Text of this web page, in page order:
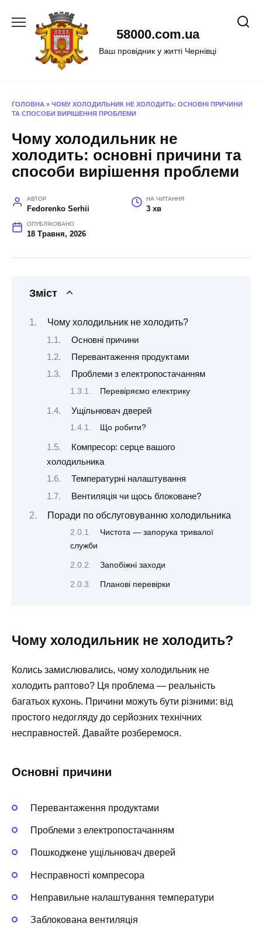
58000.com.ua
Ваш провідник у житті Чернівці
ГОЛОВНА » ЧОМУ ХОЛОДИЛЬНИК НЕ ХОЛОДИТЬ: ОСНОВНІ ПРИЧИНИ
ТА СПОСОБИ ВИРІШЕННЯ ПРОБЛЕМИ
Чому холодильник не
холодить: основні причини та
способи вирішення проблеми
АВТОР
Fedorenko Serhii
НА ЧИТАННЯ
3 хв
ОПУБЛІКОВАНО
18 Травня, 2026
Зміст
Чому холодильник не холодить?
Основні причини
Перевантаження продуктами
Проблеми з електропостачанням
Перевіряємо електрику
Ущільнювач дверей
Що робити?
Компресор: серце вашого
холодильника
Температурні налаштування
Вентиляція чи щось блоковане?
Поради по обслуговуванню холодильника
Чистота — запорука тривалої
служби
Запобіжні заходи
Планові перевірки
Чому холодильник не холодить?
Колись замислювались, чому холодильник не
холодить раптово? Ця проблема — реальність
багатьох кухонь. Причини можуть бути різними: від
простого недогляду до серйозних технічних
несправностей. Давайте розберемося.
Основні причини
Перевантаження продуктами
Проблеми з електропостачанням
Пошкоджене ущільнювач дверей
Несправності компресора
Неправильне налаштування температури
Заблокована вентиляція